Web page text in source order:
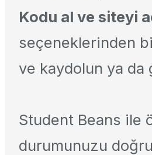
Kodu al ve siteyi
seçeneklerinden
ve kaydolun ya da
Student Beans ile
durumunuzu